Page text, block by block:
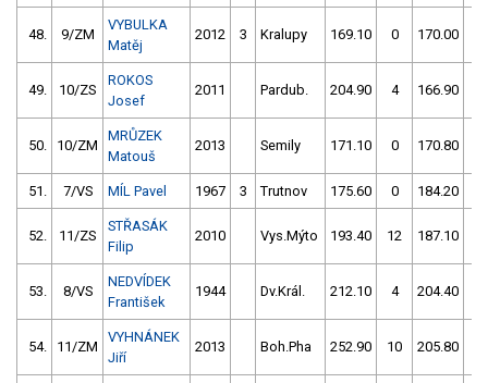
48. 9/ZM
VYBULKA
Matěj
2012 3 Kralupy 169.10 0 170.00
49. 10/ZS
ROKOS
Josef
2011 Pardub. 204.90 4 166.90
50. 10/ZM
MRŮZEK
Matouš
2013 Semily 171.10 0 170.80
51. 7/VS MÍL Pavel 1967 3 Trutnov 175.60 0 184.20
52. 11/ZS
STŘASÁK
Filip
2010 Vys.Mýto 193.40 12 187.10
53. 8/VS
NEDVÍDEK
František
1944 Dv.Král. 212.10 4 204.40
54. 11/ZM
VYHNÁNEK
Jiří
2013 Boh.Pha 252.90 10 205.80